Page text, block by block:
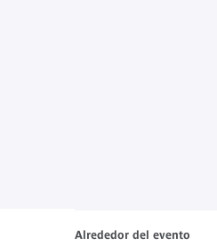
Alrededor del evento